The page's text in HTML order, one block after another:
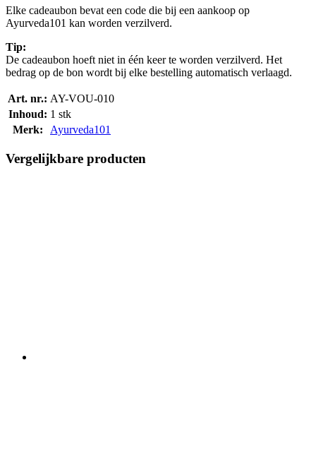
Elke cadeaubon bevat een code die bij een aankoop op
Ayurveda101 kan worden verzilverd.
Tip:
De cadeaubon hoeft niet in één keer te worden verzilverd. Het
bedrag op de bon wordt bij elke bestelling automatisch verlaagd.
Art. nr.: AY-VOU-010
Inhoud: 1 stk
Merk:
Ayurveda101
Vergelijkbare producten